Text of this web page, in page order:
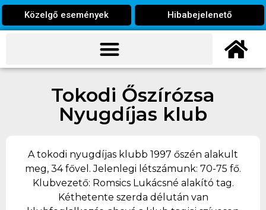
Közelgő események Hibabejelenető
Tokodi Őszírózsa
Nyugdíjas klub
A tokodi nyugdíjas klubb 1997 őszén alakult
meg, 34 fővel. Jelenlegi létszámunk: 70-75 fő.
Klubvezető: Romsics Lukácsné alakító tag.
Kéthetente szerda délután van